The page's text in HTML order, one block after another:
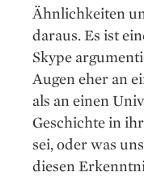
Ähnlichkeiten
daraus. Es ist
Skype
Augen eher an
als an einen
Geschichte in
sei, oder was
diesen